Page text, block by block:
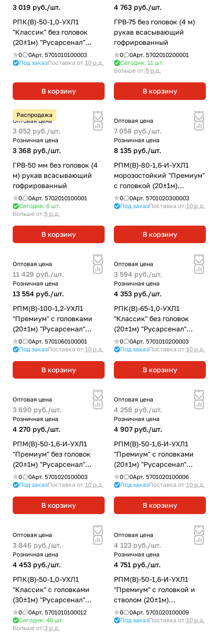
3 019 руб./шт.
РПК(В)-50-1,0-УХЛ1
"Классик" без головок
(20±1м) "Русарсенал"
рукав пожарный
напорный
0 0Арт. 5701010100003
Под заказПоставка от:10 р.д.
В корзину
4 763 руб./шт.
ГРВ-75 без головок (4 м)
рукав всасывающий
гофрированный
0 0Арт. 5702010200001
Сегодня: 11 шт.
Больше от:5 р.д.
В корзину
Распродажа
Оптовая цена
3 052 руб./шт.
Розничная цена
3 368 руб./шт.
ГРВ-50 мм без головок (4
м) рукав всасывающий
гофрированный
0 0Арт. 5702010100001
Сегодня: 6 шт.
Больше от:5 р.д.
В корзину
Оптовая цена
7 058 руб./шт.
Розничная цена
8 135 руб./шт.
РПМ(В)-80-1,6-И-УХЛ1
морозостойкий "Премиум"
с головкой (20±1м)
"Русарсенал" рукав
пожарный напорный
0 0Арт. 5701020300003
Под заказПоставка от:10 р.д.
В корзину
Оптовая цена
11 429 руб./шт.
Розничная цена
13 554 руб./шт.
РПМ(В)-100-1,2-УХЛ1
"Премиум" с головками
(20±1м) "Русарсенал"
рукав пожарный
напорный морозостойкий
0 0Арт. 5701060100001
Под заказПоставка от:10 р.д.
В корзину
Оптовая цена
3 594 руб./шт.
Розничная цена
4 353 руб./шт.
РПК(В)-65-1,0-УХЛ1
"Классик" без головок
(20±1м) "Русарсенал"
рукав пожарный
напорный
0 0Арт. 5701010200003
Под заказПоставка от:10 р.д.
В корзину
Оптовая цена
3 690 руб./шт.
Розничная цена
4 270 руб./шт.
РПМ(В)-50-1,6-И-УХЛ1
"Премиум" без головок
(20±1м) "Русарсенал"
рукав пожарный
напорный морозостойкий
0 0Арт. 5701020100003
Под заказПоставка от:10 р.д.
В корзину
Оптовая цена
4 258 руб./шт.
Розничная цена
4 907 руб./шт.
РПМ(В)-50-1,6-И-УХЛ1
"Премиум" с головками
(20±1м) "Русарсенал"
рукав пожарный
напорный морозостойкий
0 0Арт. 5701020100006
Под заказПоставка от:10 р.д.
В корзину
Оптовая цена
3 846 руб./шт.
Розничная цена
4 453 руб./шт.
РПК(В)-50-1,0-УХЛ1
"Классик" с головками
(30±1м) "Русарсенал"
рукав пожарный
напорный
0 0Арт. 5701010100012
Сегодня: 46 шт.
Больше от:3 р.д.
Оптовая цена
4 123 руб./шт.
Розничная цена
4 751 руб./шт.
РПМ(В)-50-1,6-И-УХЛ1
"Премиум" с головкой и
стволом (20±1м)
"Русарсенал" рукав
пожарный напорный
0 0Арт. 5701020100009
Под заказПоставка от:10 р.д.